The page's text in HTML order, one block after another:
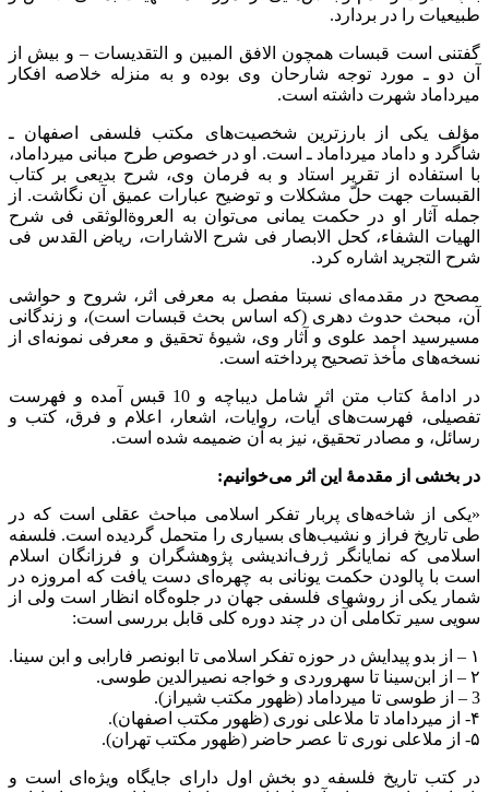
طبیعیات را در بردارد.
گفتنی است قبسات همچون الافق المبین و التقديسات – و بیش از
آن دو ـ مورد توجه شارحان وی بوده و به منزله خلاصه افکار
میرداماد شهرت داشته است.
مؤلف يكى از بارزترين شخصيت‌هاى مكتب فلسفى اصفهان ـ
شاگرد و داماد ميرداماد ـ است. او در خصوص طرح مبانى ميرداماد،
با استفاده از تقرير استاد و به فرمان وى، شرح بديعى بر كتاب
القبسات جهت حلّ مشكلات و توضيح عبارات عميق آن نگاشت. از
جمله آثار او در حکمت یمانی می‌توان به العروة­الوثقى فى شرح
الهيات الشفاء، كحل الابصار فى شرح الاشارات، رياض القدس فى
شرح التجريد اشاره کرد.
مصحح در مقدمه‌ای نسبتا مفصل به معرفی اثر، شروح و حواشی
آن، مبحث حدوث دهری (که اساس بحث قبسات است)، و زندگانی
مسیرسید احمد علوی و آثار وی، شیوۀ تحقیق و معرفی نمونه‌ای از
نسخه‌های مأخذ تصحیح پرداخته است.
در ادامۀ کتاب متن اثر شامل دیباچه و 10 قبس آمده و فهرست
تفصیلی، فهرست‌های آیات، روایات، اشعار، اعلام و فرق، کتب و
رسائل، و مصادر تحقیق، نیز به آن ضمیمه شده است.
در بخشی از مقدمۀ این اثر می‌خوانیم:
«یکی از شاخه‌های پربار تفکر اسلامی مباحث عقلی است که در
طی تاریخ فراز و نشیب‌های بسیاری را متحمل گردیده است. فلسفه
اسلامی که نمایانگر ژرف‌اندیشی پژوهشگران و فرزانگان اسلام
است با پالودن حکمت یونانی به چهره‌ای دست یافت که امروزه در
شمار یکی از روشهای فلسفی جهان در جلوه‌گاه انظار است ولی از
سویی سیر تکاملی آن در چند دوره کلی قابل بررسی است:
۱ – از بدو پیدایش در حوزه تفکر اسلامی تا ابونصر فارابی و ابن سینا.
۲ – از ابن‌سینا تا سهروردی و خواجه نصیرالدین طوسی.
3 – از طوسی تا میرداماد (ظهور مكتب شيراز).
۴- از میرداماد تا ملاعلی نوری (ظهور مكتب اصفهان).
۵- از ملاعلی نوری تا عصر حاضر (ظهور مكتب تهران).
در کتب تاریخ فلسفه دو بخش اول دارای جایگاه ویژه‌ای است و